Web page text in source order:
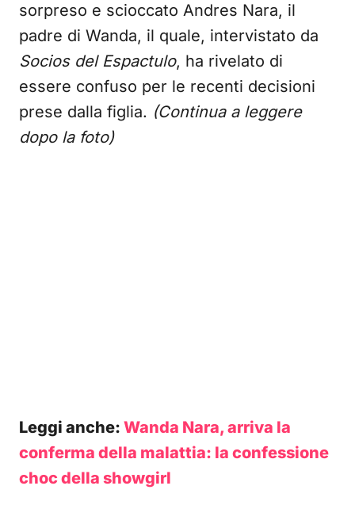
sorpreso e scioccato Andres Nara, il
padre di Wanda, il quale, intervistato da
Socios del Espactulo, ha rivelato di
essere confuso per le recenti decisioni
prese dalla figlia. (Continua a leggere
dopo la foto)
Leggi anche: Wanda Nara, arriva la
conferma della malattia: la confessione
choc della showgirl